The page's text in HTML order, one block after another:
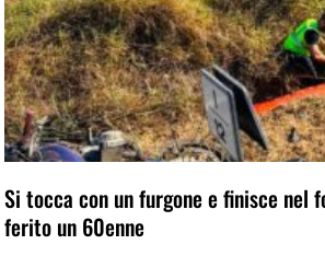
Si tocca con un furgone e finisce nel
ferito un 60enne